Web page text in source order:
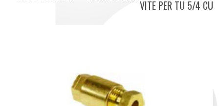
VITE PER TU 5/4 CU